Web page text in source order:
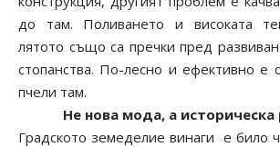
до там. Поливането и високата
лятото също са пречки пред
стопанства. По-лесно и ефективно е
пчели там.
Не нова мода, а историческа
Градското земеделие винаги е било